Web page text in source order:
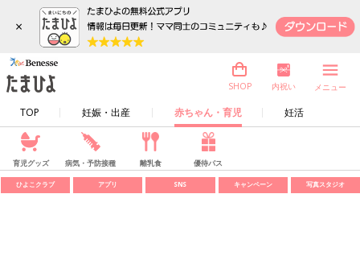
×
TOP 妊娠・出産 赤ちゃん・育児 妊活
SHOP 内祝い メニュー
育児グッズ 病気・予防接種 離乳食 優待パス
ひよこクラブ アプリ SNS キャンペーン 写真スタジオ